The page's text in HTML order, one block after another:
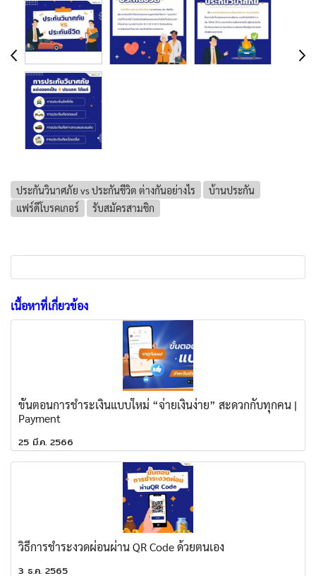
ประกันวินาศภัย vs ประกันชีวิต ต่างกันอย่างไร
บ้านประกัน
แฟร์ดีโบรคเกอร์
รับสมัครสามชิก
เนื้อหาที่เกี่ยวข้อง
ขั้นตอนการชำระเงินแบบใหม่ “จ่ายเงินง่าย” สะดวกกับทุกคน |
Payment
25 มี.ค. 2566
วิธีการชำระงวดผ่อนผ่าน QR Code ด้วยตนเอง
3 ธ.ค. 2565